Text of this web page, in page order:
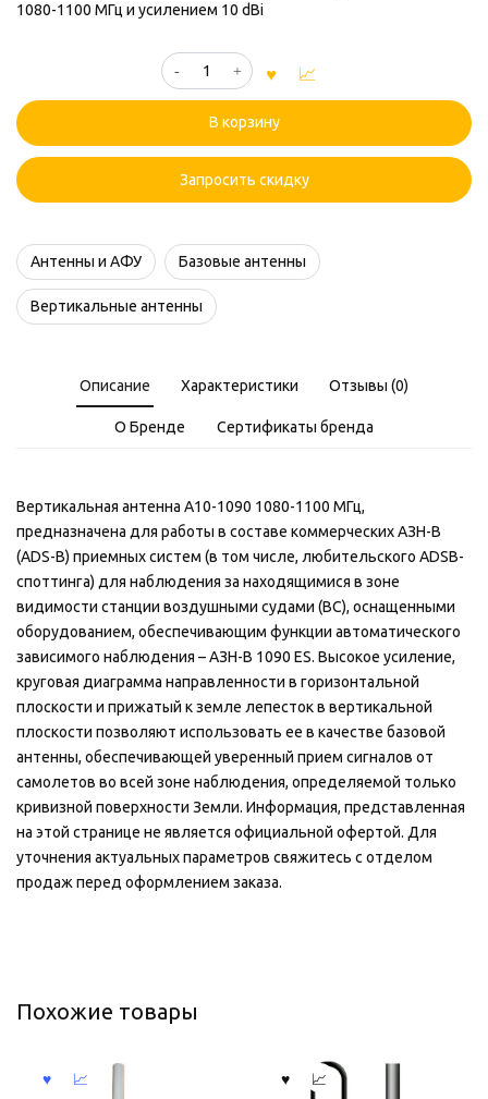
1080-1100 МГц и усилением 10 dBi
Количество
товара
1090
1080-
1100
В корзину
Запросить скидку
Антенны и АФУ Базовые антенны
Вертикальные антенны
Описание Характеристики Отзывы (0)
О Бренде Сертификаты бренда
Вертикальная антенна A10-1090 1080-1100 МГц,
предназначена для работы в составе коммерческих АЗН-В
(ADS-B) приемных систем (в том числе, любительского ADSB-
споттинга) для наблюдения за находящимися в зоне
видимости станции воздушными судами (ВС), оснащенными
оборудованием, обеспечивающим функции автоматического
зависимого наблюдения – АЗН-В 1090 ES. Высокое усиление,
круговая диаграмма направленности в горизонтальной
плоскости и прижатый к земле лепесток в вертикальной
плоскости позволяют использовать ее в качестве базовой
антенны, обеспечивающей уверенный прием сигналов от
самолетов во всей зоне наблюдения, определяемой только
кривизной поверхности Земли. Информация, представленная
на этой странице не является официальной офертой. Для
уточнения актуальных параметров свяжитесь с отделом
продаж перед оформлением заказа.
Похожие товары